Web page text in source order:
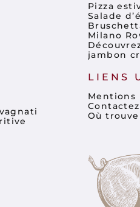
Pizza
Salade
Milano
jambon
LIENS
Mentions
Où